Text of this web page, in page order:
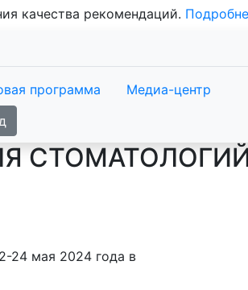
качества рекомендаций.
программа
Медиа-центр
24 мая 2024 года в